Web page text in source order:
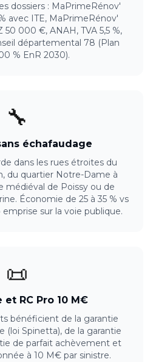
dossiers : MaPrimeRénov'
avec ITE, MaPrimeRénov'
50 000 €, ANAH, TVA 5,5 %,
départemental 78 (Plan
% EnR 2030).
🔧
échafaudage
dans les rues étroites du
du quartier Notre-Dame à
médiéval de Poissy ou de
Économie de 25 à 35 % vs
sur la voie publique.
📜
et RC Pro 10 M€
bénéficient de la garantie
(loi Spinetta), de la garantie
de parfait achèvement et
à 10 M€ par sinistre.